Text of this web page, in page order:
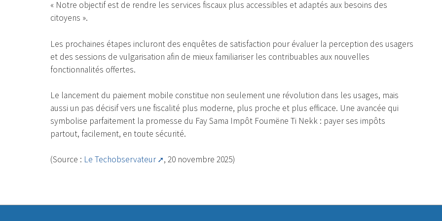
« Notre objectif est de rendre les services fiscaux plus accessibles et adaptés aux besoins des
citoyens ».
Les prochaines étapes incluront des enquêtes de satisfaction pour évaluer la perception des usagers
et des sessions de vulgarisation afin de mieux familiariser les contribuables aux nouvelles
fonctionnalités offertes.
Le lancement du paiement mobile constitue non seulement une révolution dans les usages, mais
aussi un pas décisif vers une fiscalité plus moderne, plus proche et plus efficace. Une avancée qui
symbolise parfaitement la promesse du Fay Sama Impôt Foumëne Ti Nekk : payer ses impôts
partout, facilement, en toute sécurité.
(Source : Le Techobservateur , 20 novembre 2025)